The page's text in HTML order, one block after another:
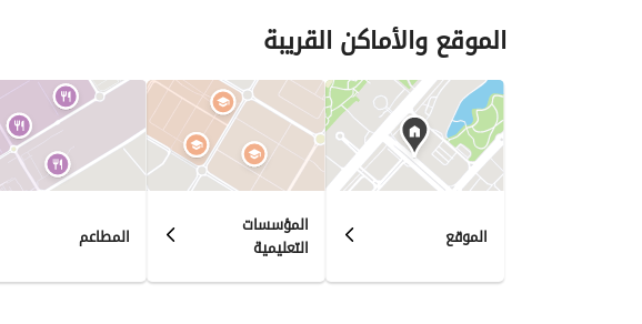
الموقع والأماكن القريبة
الموقع المؤسسات
التعليمية المطاعم